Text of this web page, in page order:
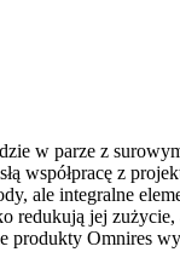
w parze z
współpracę z
ale integralne
jej zużycie,
produkty Omnires